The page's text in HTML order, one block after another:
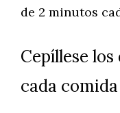
de 2 minutos
Cepíllese
cada comida